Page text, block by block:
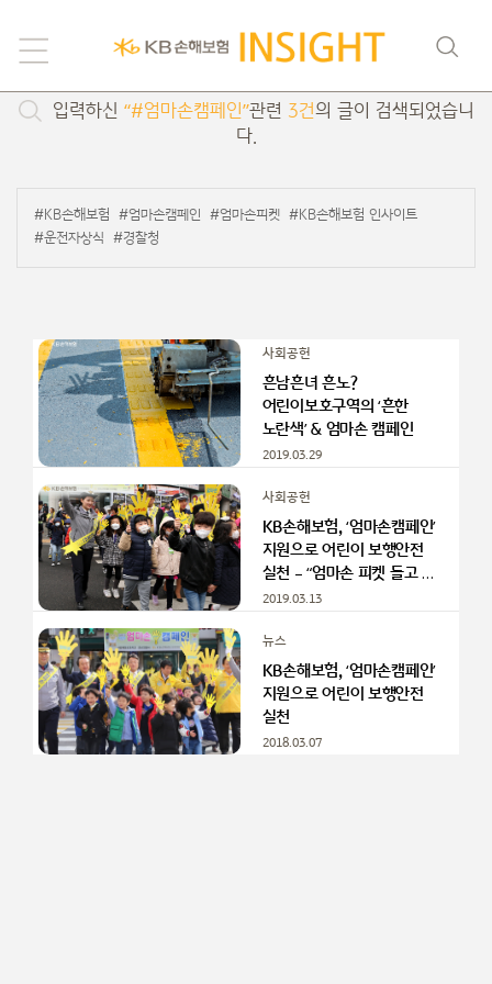
입력하신 “#엄마손캠페인”관련 3건의 글이 검색되었습니
다.
#KB손해보험 #엄마손캠페인 #엄마손피켓 #KB손해보험 인사이트
#운전자상식 #경찰청
사회공헌
흔남흔녀 흔노?
어린이보호구역의 ‘흔한
노란색’ & 엄마손 캠페인
2019.03.29
사회공헌
KB손해보험, ‘엄마손캠페인’
지원으로 어린이 보행안전
실천 – “엄마손 피켓 들고 길
건너요!”
2019.03.13
뉴스
KB​손해보험, ‘엄마손캠페인’
지원으로 ​어린이 보행안전
실천​​
2018.03.07